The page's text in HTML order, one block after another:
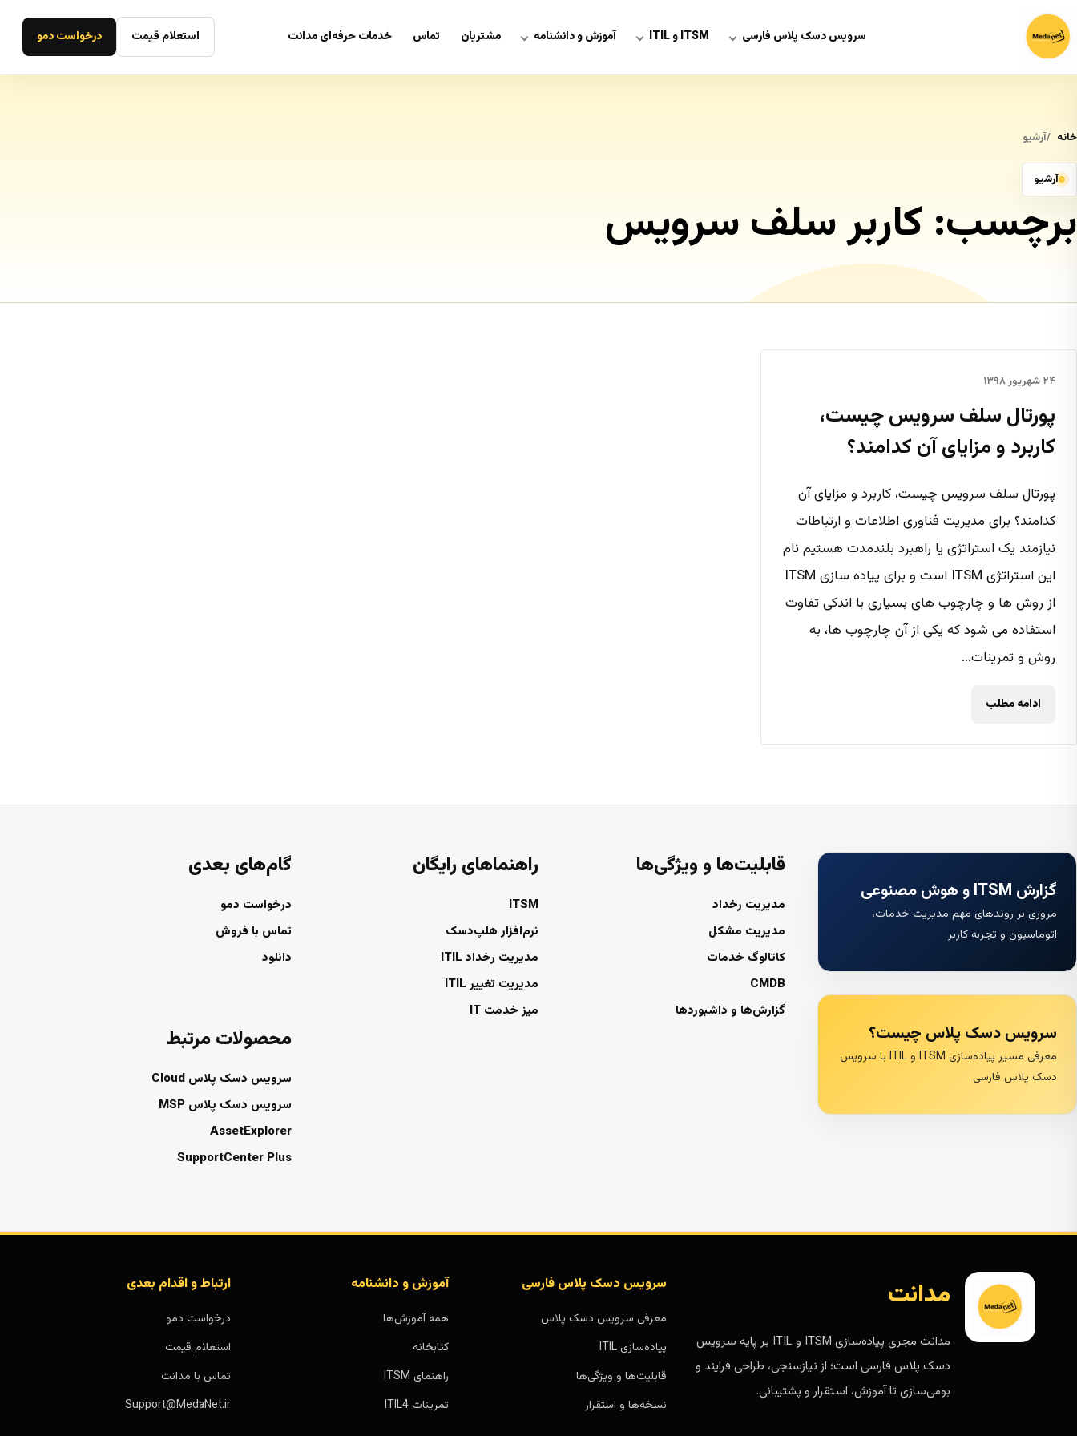
سرویس دسک پلاس فارسی ITSM و ITIL آموزش و دانشنامه مشتریان تماس خدمات حرفه‌ای مدانت استعلام قیمت درخواست دمو
خانه آرشیو
آرشیو
برچسب: کاربر سلف سرویس
۲۴ شهریور ۱۳۹۸
پورتال سلف سرویس چیست،
کاربرد و مزایای آن کدامند؟
پورتال سلف سرویس چیست، کاربرد و مزایای آن
کدامند؟ برای مدیریت فناوری اطلاعات و ارتباطات
نیازمند یک استراتژی یا راهبرد بلندمدت هستیم نام
این استراتژی ITSM است و برای پیاده سازی ITSM
از روش ها و چارچوب های بسیاری با اندکی تفاوت
استفاده می شود که یکی از آن چارچوب ها، به
روش و تمرینات...
ادامه مطلب
گزارش ITSM و هوش مصنوعی
مروری بر روندهای مهم مدیریت خدمات،
اتوماسیون و تجربه کاربر
سرویس دسک پلاس چیست؟
معرفی مسیر پیاده‌سازی ITSM و ITIL با سرویس
دسک پلاس فارسی
قابلیت‌ها و ویژگی‌ها
مدیریت رخداد
مدیریت مشکل
کاتالوگ خدمات
CMDB
گزارش‌ها و داشبوردها
راهنماهای رایگان
ITSM
نرم‌افزار هلپ‌دسک
مدیریت رخداد ITIL
مدیریت تغییر ITIL
میز خدمت IT
گام‌های بعدی
درخواست دمو
تماس با فروش
دانلود
محصولات مرتبط
سرویس دسک پلاس Cloud
سرویس دسک پلاس MSP
AssetExplorer
SupportCenter Plus
مدانت
مدانت مجری پیاده‌سازی ITSM و ITIL بر پایه سرویس
دسک پلاس فارسی است؛ از نیازسنجی، طراحی فرایند و
بومی‌سازی تا آموزش، استقرار و پشتیبانی.
سرویس دسک پلاس فارسی
معرفی سرویس دسک پلاس
پیاده‌سازی ITIL
قابلیت‌ها و ویژگی‌ها
نسخه‌ها و استقرار
آموزش و دانشنامه
همه آموزش‌ها
کتابخانه
راهنمای ITSM
تمرینات ITIL4
ارتباط و اقدام بعدی
درخواست دمو
استعلام قیمت
تماس با مدانت
Support@MedaNet.ir